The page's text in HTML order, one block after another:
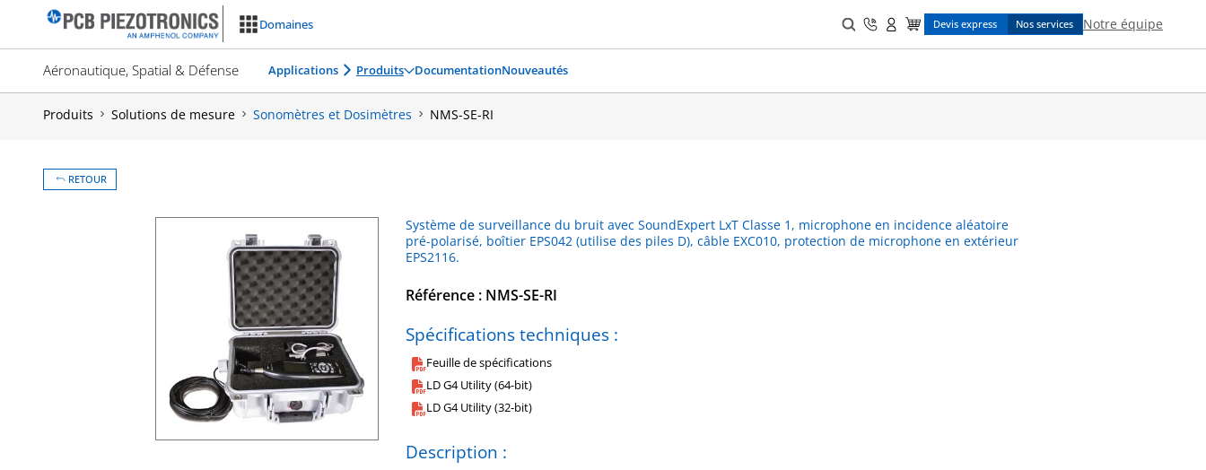
Domaines
Search
for:
Devis express Nos services Notre équipe
Aéronautique, Spatial & Défense Applications Produits DocumentationNouveautés
Produits Solutions de mesure Sonomètres et Dosimètres NMS-SE-RI
RETOUR
Système de surveillance du bruit avec SoundExpert LxT Classe 1, microphone en incidence aléatoire
pré-polarisé, boîtier EPS042 (utilise des piles D), câble EXC010, protection de microphone en extérieur
EPS2116.
Référence : NMS-SE-RI
Spécifications techniques :
Feuille de spécifications
LD G4 Utility (64-bit)
LD G4 Utility (32-bit)
Description :